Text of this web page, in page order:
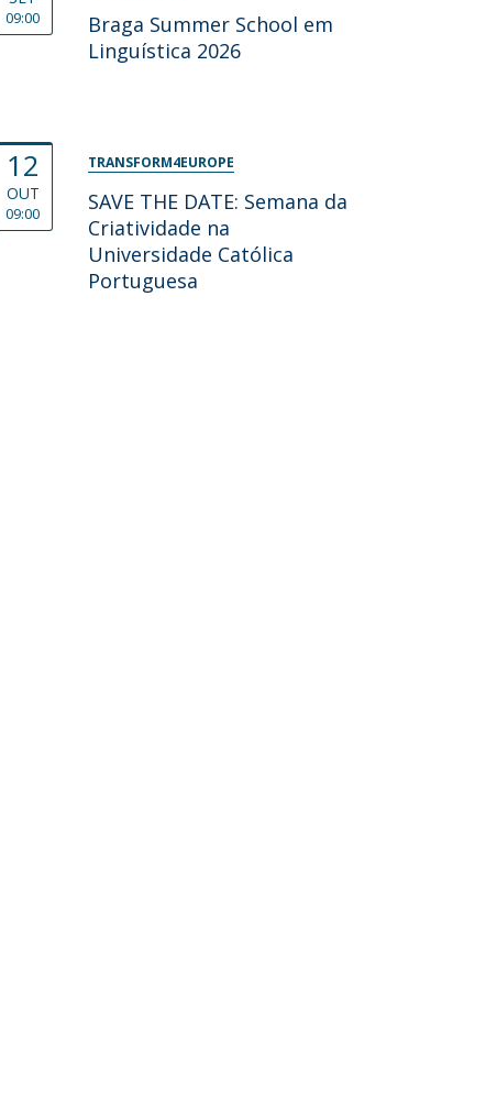
09:00
Braga Summer School em
Linguística 2026
12
OUT
09:00
TRANSFORM4EUROPE
SAVE THE DATE: Semana da
Criatividade na
Universidade Católica
Portuguesa